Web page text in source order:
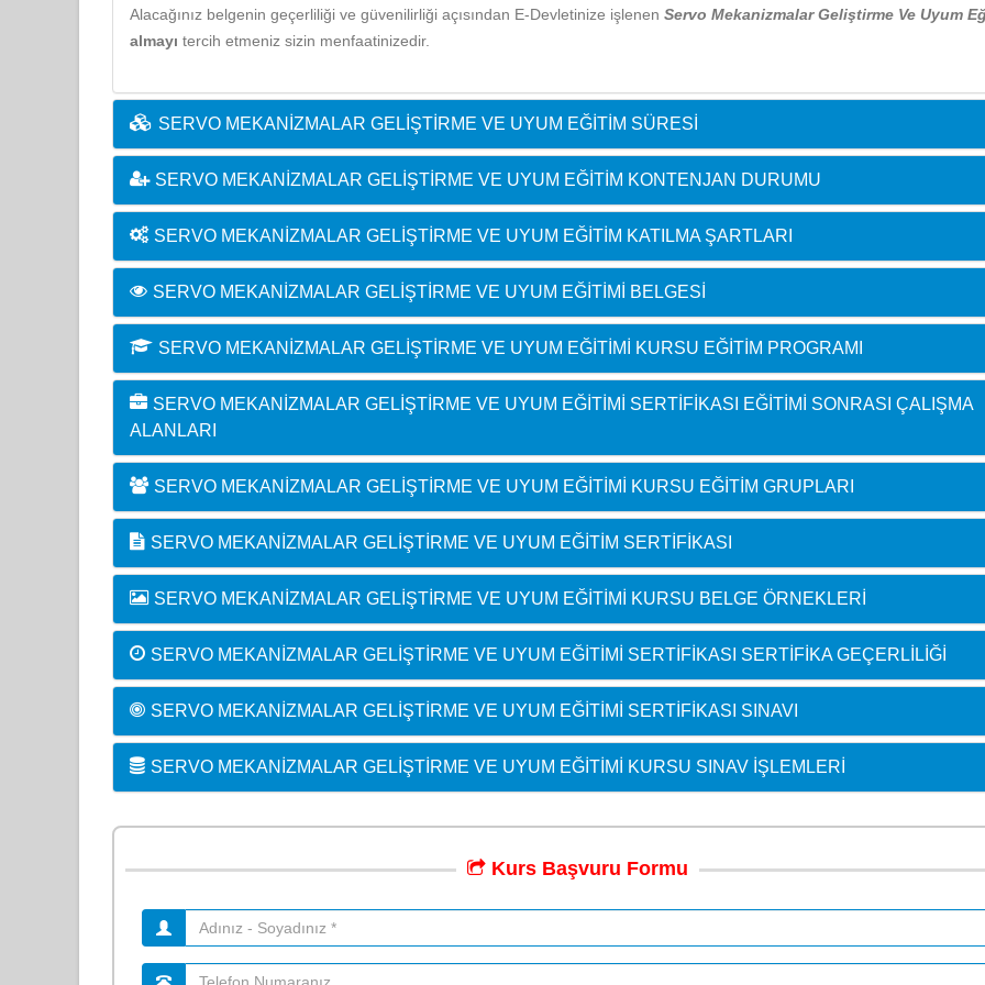
Alacağınız belgenin geçerliliği ve güvenilirliği açısından E-Devletinize işlenen Servo Mekanizmalar Geliştirme Ve Uyum
almayı tercih etmeniz sizin menfaatinizedir.
SERVO MEKANIZMALAR GELIŞTIRME VE UYUM EĞITIM SÜRESI
SERVO MEKANIZMALAR GELIŞTIRME VE UYUM EĞITIM KONTENJAN DURUMU
SERVO MEKANIZMALAR GELIŞTIRME VE UYUM EĞITIM KATILMA ŞARTLARI
SERVO MEKANIZMALAR GELIŞTIRME VE UYUM EĞITIMI BELGESI
SERVO MEKANIZMALAR GELIŞTIRME VE UYUM EĞITIMI KURSU EĞITIM PROGRAMI
SERVO MEKANIZMALAR GELIŞTIRME VE UYUM EĞITIMI SERTIFIKASI EĞITIMI SONRASI ÇALIŞMA
ALANLARI
SERVO MEKANIZMALAR GELIŞTIRME VE UYUM EĞITIMI KURSU EĞITIM GRUPLARI
SERVO MEKANIZMALAR GELIŞTIRME VE UYUM EĞITIM SERTIFIKASI
SERVO MEKANIZMALAR GELIŞTIRME VE UYUM EĞITIMI KURSU BELGE ÖRNEKLERI
SERVO MEKANIZMALAR GELIŞTIRME VE UYUM EĞITIMI SERTIFIKASI SERTIFIKA GEÇERLILIĞI
SERVO MEKANIZMALAR GELIŞTIRME VE UYUM EĞITIMI SERTIFIKASI SINAVI
SERVO MEKANIZMALAR GELIŞTIRME VE UYUM EĞITIMI KURSU SINAV İŞLEMLERI
Kurs Başvuru Formu